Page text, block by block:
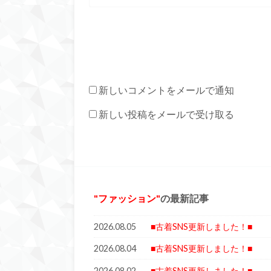
新しいコメントをメールで通知
新しい投稿をメールで受け取る
ファッション の最新記事
2026.08.05 ■古着SNS更新しました！■
2026.08.04 ■古着SNS更新しました！■